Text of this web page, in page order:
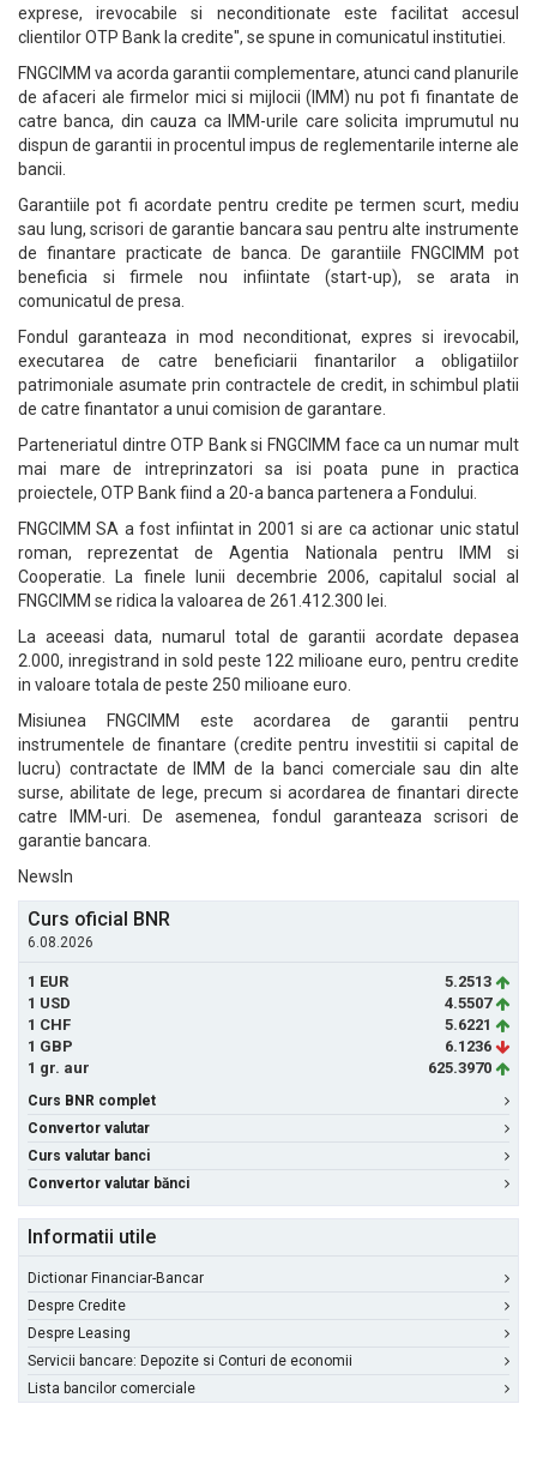
exprese, irevocabile si neconditionate este facilitat accesul
clientilor OTP Bank la credite", se spune in comunicatul institutiei.
FNGCIMM va acorda garantii complementare, atunci cand planurile
de afaceri ale firmelor mici si mijlocii (IMM) nu pot fi finantate de
catre banca, din cauza ca IMM-urile care solicita imprumutul nu
dispun de garantii in procentul impus de reglementarile interne ale
bancii.
Garantiile pot fi acordate pentru credite pe termen scurt, mediu
sau lung, scrisori de garantie bancara sau pentru alte instrumente
de finantare practicate de banca. De garantiile FNGCIMM pot
beneficia si firmele nou infiintate (start-up), se arata in
comunicatul de presa.
Fondul garanteaza in mod neconditionat, expres si irevocabil,
executarea de catre beneficiarii finantarilor a obligatiilor
patrimoniale asumate prin contractele de credit, in schimbul platii
de catre finantator a unui comision de garantare.
Parteneriatul dintre OTP Bank si FNGCIMM face ca un numar mult
mai mare de intreprinzatori sa isi poata pune in practica
proiectele, OTP Bank fiind a 20-a banca partenera a Fondului.
FNGCIMM SA a fost infiintat in 2001 si are ca actionar unic statul
roman, reprezentat de Agentia Nationala pentru IMM si
Cooperatie. La finele lunii decembrie 2006, capitalul social al
FNGCIMM se ridica la valoarea de 261.412.300 lei.
La aceeasi data, numarul total de garantii acordate depasea
2.000, inregistrand in sold peste 122 milioane euro, pentru credite
in valoare totala de peste 250 milioane euro.
Misiunea FNGCIMM este acordarea de garantii pentru
instrumentele de finantare (credite pentru investitii si capital de
lucru) contractate de IMM de la banci comerciale sau din alte
surse, abilitate de lege, precum si acordarea de finantari directe
catre IMM-uri. De asemenea, fondul garanteaza scrisori de
garantie bancara.
NewsIn
Curs oficial BNR
6.08.2026
1 EUR
5.2513
1 USD
4.5507
1 CHF
5.6221
1 GBP
6.1236
1 gr. aur
625.3970
Curs BNR complet
Convertor valutar
Curs valutar banci
Convertor valutar bănci
Informatii utile
Dictionar Financiar-Bancar
Despre Credite
Despre Leasing
Servicii bancare: Depozite si Conturi de economii
Lista bancilor comerciale